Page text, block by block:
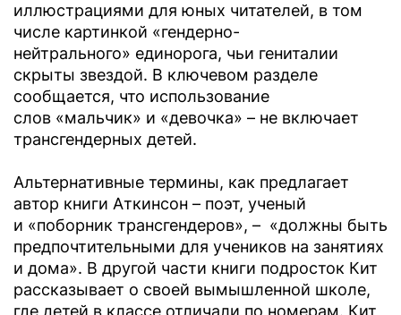
иллюстрациями для юных читателей, в том
числе картинкой «гендерно-
нейтрального» единорога, чьи гениталии
скрыты звездой. В ключевом разделе
сообщается, что использование
слов «мальчик» и «девочка» – не включает
трансгендерных детей.
Альтернативные термины, как предлагает
автор книги Аткинсон – поэт, ученый
и «поборник трансгендеров», – «должны быть
предпочтительными для учеников на занятиях
и дома». В другой части книги подросток Кит
рассказывает о своей вымышленной школе,
где детей в классе отличали по номерам. Кит